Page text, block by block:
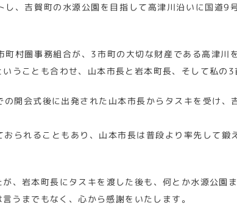
、吉賀町の水源公園を目指して高津川沿いに国道
村圏事務組合が、3市町の大切な財産である高津川
うことも合わせ、山本市長と岩本町長、そして私の3
開会式後に出発された山本市長からタスキを受け
られることもあり、山本市長は普段より率先して
、岩本町長にタスキを渡した後も、何とか水源公園
うまでもなく、心から感謝をいたします。